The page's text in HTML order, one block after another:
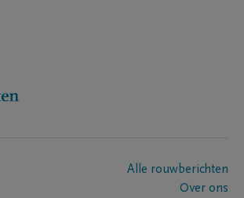
Alle rouwberichten
Over ons